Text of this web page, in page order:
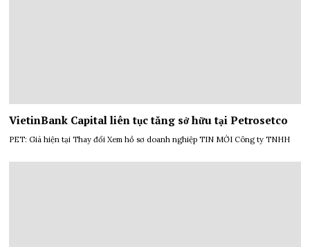
VietinBank Capital liên tục tăng sở hữu tại Petrosetco
PET: Giá hiện tại Thay đổi Xem hồ sơ doanh nghiệp TIN MỚI Công ty TNHH